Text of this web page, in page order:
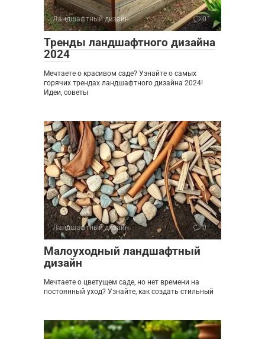
Ландшафтный дизайн 0
Тренды ландшафтного дизайна
2024
Мечтаете о красивом саде? Узнайте о самых
горячих трендах ландшафтного дизайна 2024!
Идеи, советы
Ландшафтный дизайн 0
Малоуходный ландшафтный
дизайн
Мечтаете о цветущем саде, но нет времени на
постоянный уход? Узнайте, как создать стильный